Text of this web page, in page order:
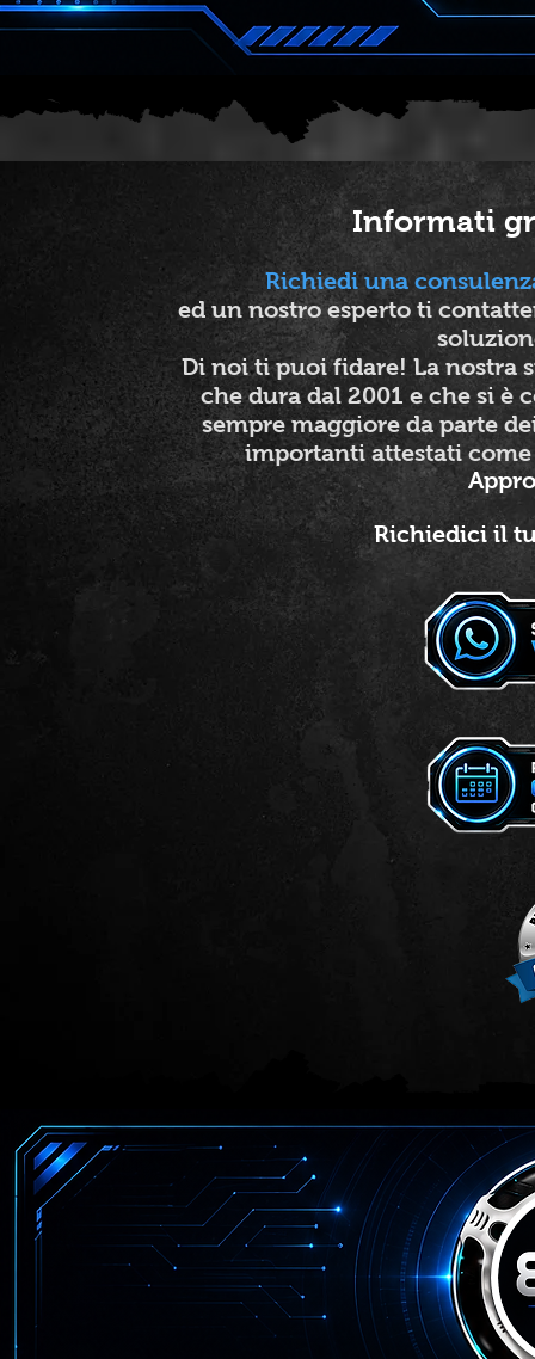
Informati
Richiedi una
ed un nostro esperto ti
Di noi ti puoi fidare! La nostra
che dura dal 2001 e che si è
sempre maggiore da parte
importanti attestati
Richiedici il